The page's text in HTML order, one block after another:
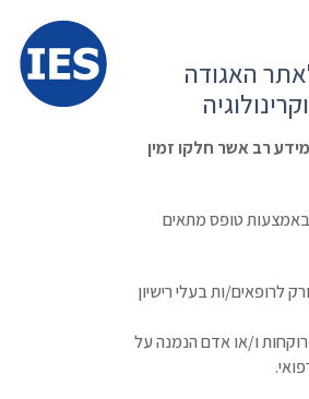
כניסת חברים
פרישתו של פרופ’ קרניאלי לגימלאות מרמב”ם
של פרופ’ קרניאלי
האגודה
רב אשר חלקו זמין
טופס מתאים
לרופאים/ות בעלי רישיון
ו/או אדם הנמנה על